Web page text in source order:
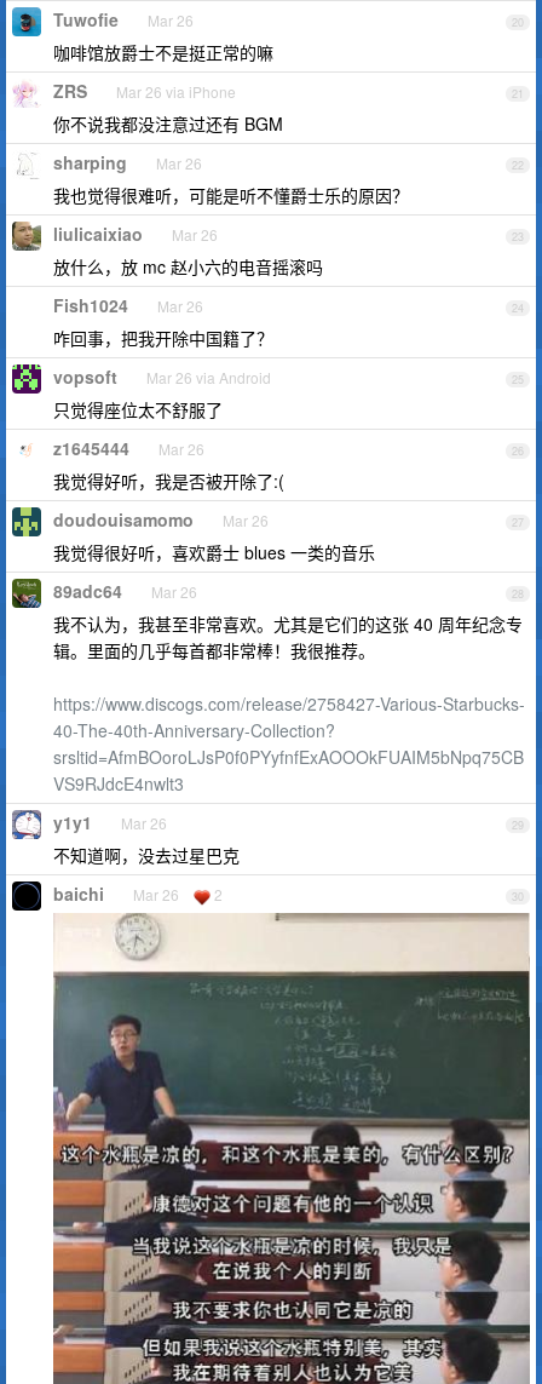
20
Tuwofie Mar 26
咖啡馆放爵士不是挺正常的嘛
21
ZRS Mar 26 via iPhone
你不说我都没注意过还有 BGM
22
sharping Mar 26
我也觉得很难听，可能是听不懂爵士乐的原因？
23
liulicaixiao Mar 26
放什么，放 mc 赵小六的电音摇滚吗
24
Fish1024 Mar 26
咋回事，把我开除中国籍了？
25
vopsoft Mar 26 via Android
只觉得座位太不舒服了
26
z1645444 Mar 26
我觉得好听，我是否被开除了:(
27
doudouisamomo Mar 26
我觉得很好听，喜欢爵士 blues 一类的音乐
28
89adc64 Mar 26
我不认为，我甚至非常喜欢。尤其是它们的这张 40 周年纪念专
辑。里面的几乎每首都非常棒！我很推荐。
https://www.discogs.com/release/2758427-Various-Starbucks-
40-The-40th-Anniversary-Collection?
srsltid=AfmBOoroLJsP0f0PYyfnfExAOOOkFUAIM5bNpq75CB
VS9RJdcE4nwlt3
29
y1y1 Mar 26
不知道啊，没去过星巴克
30
baichi Mar 26 2